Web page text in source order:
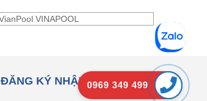
ĐĂNG KÝ NHẬN EMAIL
0969 349 499